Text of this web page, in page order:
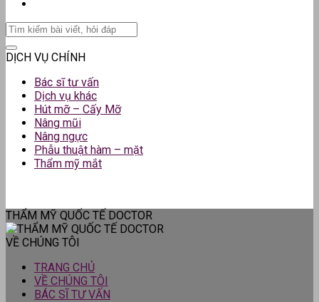
DỊCH VỤ CHÍNH
Bác sĩ tư vấn
Dịch vụ khác
Hút mỡ – Cấy Mỡ
Nâng mũi
Nâng ngực
Phẫu thuật hàm – mặt
Thẩm mỹ mắt
THẨM MỸ QUỐC TẾ DOCTOR
VỀ CHÚNG TÔI
TRANG CHỦ
VỀ CHÚNG TÔI
BÁC SĨ TƯ VẤN